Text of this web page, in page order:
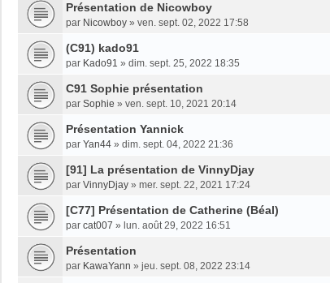
Présentation de Nicowboy
par Nicowboy » ven. sept. 02, 2022 17:58
(C91) kado91
par Kado91 » dim. sept. 25, 2022 18:35
C91 Sophie présentation
par Sophie » ven. sept. 10, 2021 20:14
Présentation Yannick
par Yan44 » dim. sept. 04, 2022 21:36
[91] La présentation de VinnyDjay
par VinnyDjay » mer. sept. 22, 2021 17:24
[C77] Présentation de Catherine (Béal)
par cat007 » lun. août 29, 2022 16:51
Présentation
par KawaYann » jeu. sept. 08, 2022 23:14